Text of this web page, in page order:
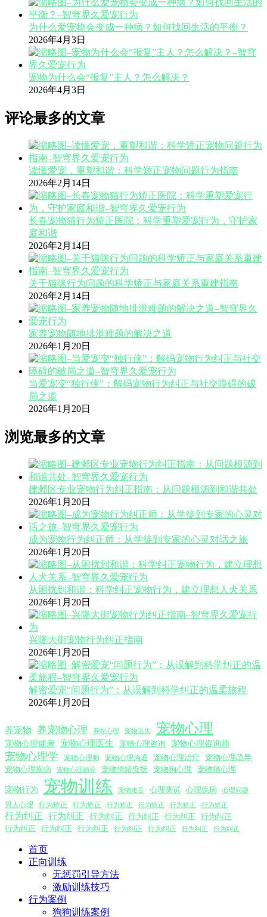
为什么爱宠物会变成一种病？如何找回生活的平衡？
2026年4月3日
宠物为什么会“报复”主人？怎么解决？
2026年4月3日
评论最多的文章
读懂爱宠，重塑和谐：科学矫正宠物问题行为指南
2026年2月14日
长春宠物猫行为矫正医院：科学重塑爱宠行为，守护家
庭和谐
2026年2月14日
关于猫咪行为问题的科学矫正与家庭关系重建指南
2026年2月14日
家养宠物随地排泄难题的解决之道
2026年1月20日
当爱宠变“独行侠”：解码宠物行为纠正与社交障碍的破
局之道
2026年1月20日
浏览最多的文章
建邺区专业宠物行为纠正指南：从问题根源到和谐共处
2026年1月20日
成为宠物行为纠正师：从学徒到专家的心灵对话之旅
2026年1月20日
从困扰到和谐：科学纠正宠物行为，建立理想人犬关系
2026年1月20日
兴隆大街宠物行为纠正指南
2026年1月20日
解密爱宠“问题行为”：从误解到科学纠正的温柔旅程
2026年1月20日
养宠物 养宠物心理 养蛇心理 宠物丢失 宠物心理
宠物心理健康 宠物心理医生 宠物心理咨询 宠物心理咨询师
宠物心理学 宠物心理师 宠物心理沟通 宠物心理治疗
宠物心理疏导
宠物心理疾病
宠物心理辅导 宠物情绪安抚 宠物狗心理 宠物猫心理
宠物行为 宠物训练 宠物走丢 心理测试 心理疾病 心理问题
男人心理 行为矫正 行为矫正 行为矫正 行为矫正 行为矫正 行为矫正
行为纠正 行为纠正 行为纠正 行为纠正 行为纠正
行为纠正
行为纠正
行为纠正 行为纠正 行为纠正 行为纠正 行为纠正 行为纠正
首页
正向训练
无惩罚引导方法
激励训练技巧
行为案例
狗狗训练案例